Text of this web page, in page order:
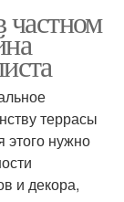
частном
террасы
нужно
и декора,